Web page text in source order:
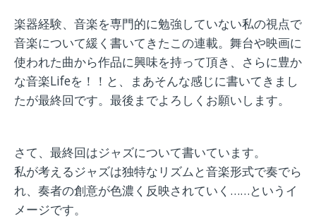
楽器経験、音楽を専門的に勉強していない私の視点で
音楽について緩く書いてきたこの連載。舞台や映画に
使われた曲から作品に興味を持って頂き、さらに豊か
な音楽Lifeを！！と、まあそんな感じに書いてきまし
たが最終回です。最後までよろしくお願いします。
さて、最終回はジャズについて書いています。
私が考えるジャズは独特なリズムと音楽形式で奏でら
れ、奏者の創意が色濃く反映されていく……というイ
メージです。